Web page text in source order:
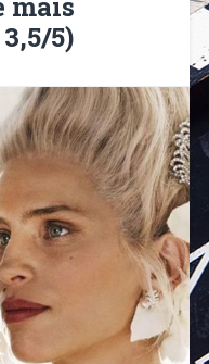
mais
5)